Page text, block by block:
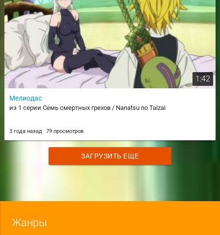
1:42
Мелиодас
из 1 серии Семь смертных грехов / Nanatsu no Taizai
3 года назад 79 просмотров
ЗАГРУЗИТЬ ЕЩЕ
Жанры